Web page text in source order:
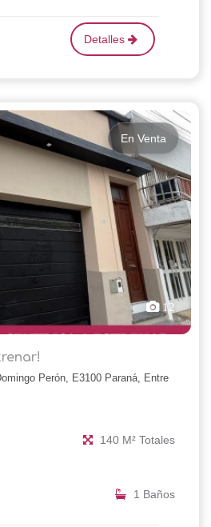
Detalles
En Venta
12
Perón, E3100 Paraná, Entre
140 M² Totales
1 Baños